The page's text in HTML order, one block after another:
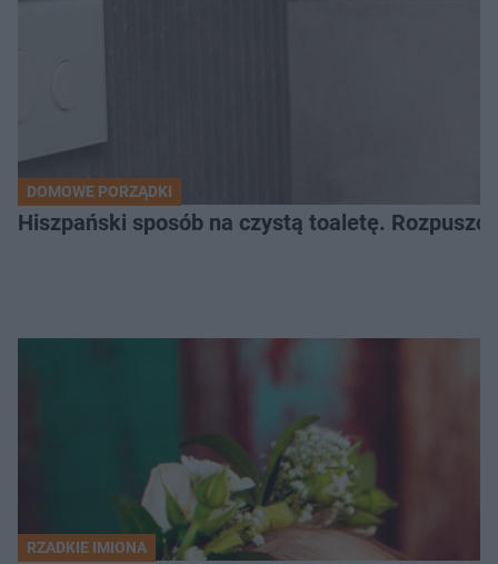
DOMOWE PORZĄDKI
Hiszpański sposób na czystą toaletę.
RZADKIE IMIONA